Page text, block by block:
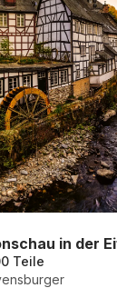
in der
Teile